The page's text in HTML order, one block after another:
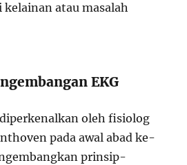
atau masalah
EKG
oleh fisiolog
pada awal abad ke-
prinsip-